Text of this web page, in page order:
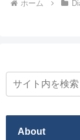
ホーム
About